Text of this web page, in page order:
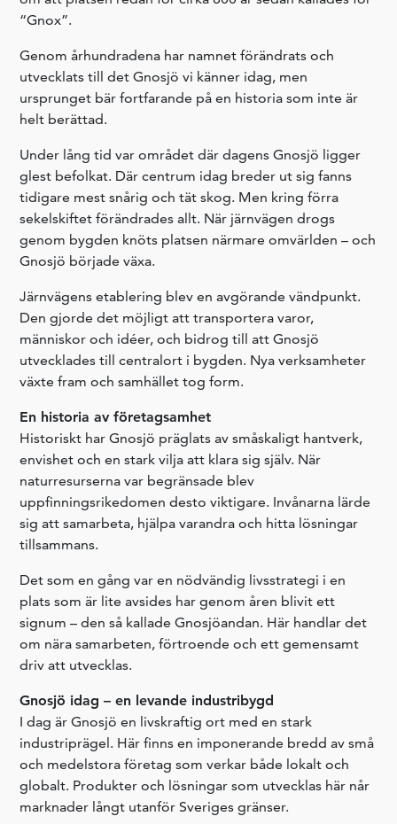
“Gnox”.
Genom århundradena har namnet förändrats och
utvecklats till det Gnosjö vi känner idag, men
ursprunget bär fortfarande på en historia som inte är
helt berättad.
Under lång tid var området där dagens Gnosjö ligger
glest befolkat. Där centrum idag breder ut sig fanns
tidigare mest snårig och tät skog. Men kring förra
sekelskiftet förändrades allt. När järnvägen drogs
genom bygden knöts platsen närmare omvärlden – och
Gnosjö började växa.
Järnvägens etablering blev en avgörande vändpunkt.
Den gjorde det möjligt att transportera varor,
människor och idéer, och bidrog till att Gnosjö
utvecklades till centralort i bygden. Nya verksamheter
växte fram och samhället tog form.
En historia av företagsamhet
Historiskt har Gnosjö präglats av småskaligt hantverk,
envishet och en stark vilja att klara sig själv. När
naturresurserna var begränsade blev
uppfinningsrikedomen desto viktigare. Invånarna lärde
sig att samarbeta, hjälpa varandra och hitta lösningar
tillsammans.
Det som en gång var en nödvändig livsstrategi i en
plats som är lite avsides har genom åren blivit ett
signum – den så kallade Gnosjöandan. Här handlar det
om nära samarbeten, förtroende och ett gemensamt
driv att utvecklas.
Gnosjö idag – en levande industribygd
I dag är Gnosjö en livskraftig ort med en stark
industriprägel. Här finns en imponerande bredd av små
och medelstora företag som verkar både lokalt och
globalt. Produkter och lösningar som utvecklas här når
marknader långt utanför Sveriges gränser.